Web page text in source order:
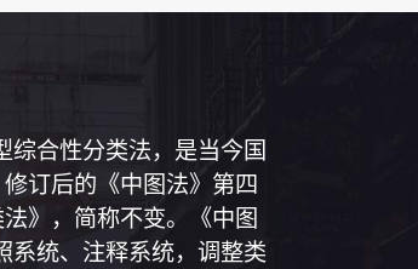
综合性分类法，是当今国
订后的《中图法》第四
》，简称不变。《中图
系统、注释系统，调整类